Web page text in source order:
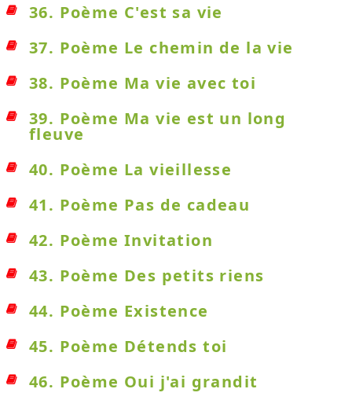
36. Poème C'est sa vie
37. Poème Le chemin de la vie
38. Poème Ma vie avec toi
39. Poème Ma vie est un long
fleuve
40. Poème La vieillesse
41. Poème Pas de cadeau
42. Poème Invitation
43. Poème Des petits riens
44. Poème Existence
45. Poème Détends toi
46. Poème Oui j'ai grandit